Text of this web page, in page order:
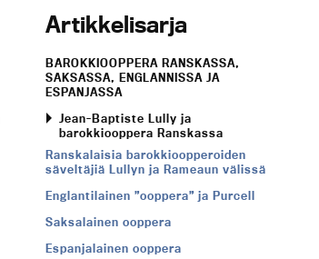
Artikkelisarja
BAROKKIOOPPERA RANSKASSA,
SAKSASSA, ENGLANNISSA JA
ESPANJASSA
Jean-Baptiste Lully ja
barokkiooppera Ranskassa
Ranskalaisia barokkioopperoiden
säveltäjiä Lullyn ja Rameaun välissä
Englantilainen ”ooppera” ja Purcell
Saksalainen ooppera
Espanjalainen ooppera